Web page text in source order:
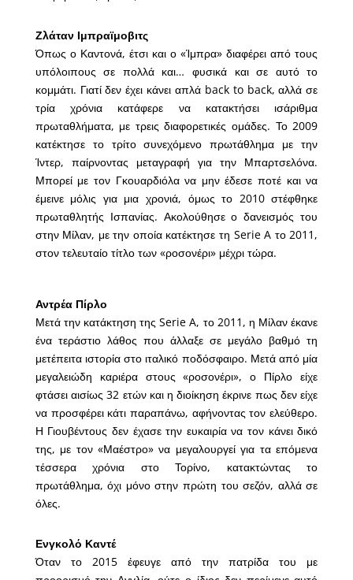
Ζλάταν Ιμπραϊμοβιτς
Όπως ο Καντονά, έτσι και ο «Ίμπρα» διαφέρει από τους
υπόλοιπους σε πολλά και… φυσικά και σε αυτό το
κομμάτι. Γιατί δεν έχει κάνει απλά back to back, αλλά σε
τρία χρόνια κατάφερε να κατακτήσει ισάριθμα
πρωταθλήματα, με τρεις διαφορετικές ομάδες. Το 2009
κατέκτησε το τρίτο συνεχόμενο πρωτάθλημα με την
Ίντερ, παίρνοντας μεταγραφή για την Μπαρτσελόνα.
Μπορεί με τον Γκουαρδιόλα να μην έδεσε ποτέ και να
έμεινε μόλις για μια χρονιά, όμως το 2010 στέφθηκε
πρωταθλητής Ισπανίας. Ακολούθησε ο δανεισμός του
στην Μίλαν, με την οποία κατέκτησε τη Serie A το 2011,
στον τελευταίο τίτλο των «ροσονέρι» μέχρι τώρα.
Αντρέα Πίρλο
Μετά την κατάκτηση της Serie A, το 2011, η Μίλαν έκανε
ένα τεράστιο λάθος που άλλαξε σε μεγάλο βαθμό τη
μετέπειτα ιστορία στο ιταλικό ποδόσφαιρο. Μετά από μία
μεγαλειώδη καριέρα στους «ροσονέρι», ο Πίρλο είχε
φτάσει αισίως 32 ετών και η διοίκηση έκρινε πως δεν είχε
να προσφέρει κάτι παραπάνω, αφήνοντας τον ελεύθερο.
Η Γιουβέντους δεν έχασε την ευκαιρία να τον κάνει δικό
της, με τον «Μαέστρο» να μεγαλουργεί για τα επόμενα
τέσσερα χρόνια στο Τορίνο, κατακτώντας το
πρωτάθλημα, όχι μόνο στην πρώτη του σεζόν, αλλά σε
όλες.
Ενγκολό Καντέ
Όταν το 2015 έφευγε από την πατρίδα του με